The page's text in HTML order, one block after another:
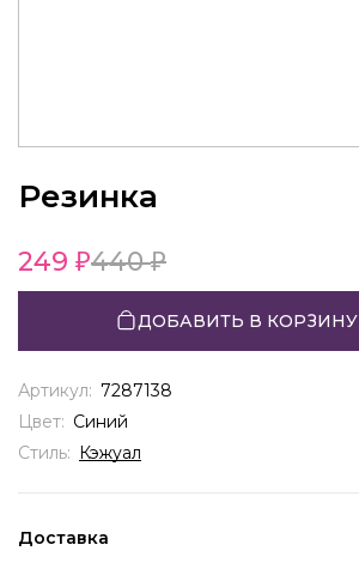
Резинка
249 440
ДОБАВИТЬ В КОРЗИНУ
Артикул: 7287138
Цвет: Синий
Стиль: Кэжуал
Доставка